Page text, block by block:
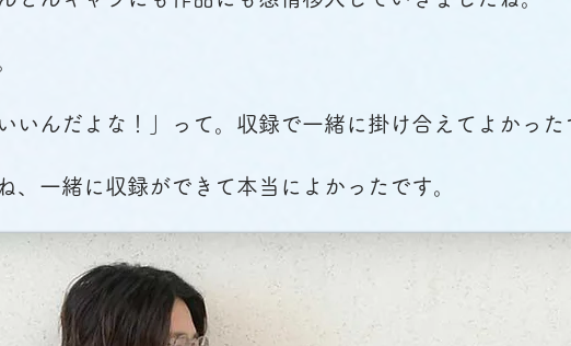
いんだよな！」って。収録で一緒に掛け合えてよかった
、一緒に収録ができて本当によかったです。